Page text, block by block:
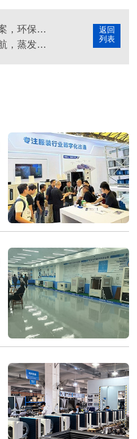
返回
列表
厂房降温通风新方案，环保空调打造绿色清凉工作空间
蒸发冷节能空调领航，蒸发冷省电空调诠释绿色制冷魅力